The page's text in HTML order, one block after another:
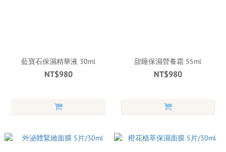
藍寶石保濕精華液 30ml
NT$980
甜睡保濕營養霜 55ml
NT$980